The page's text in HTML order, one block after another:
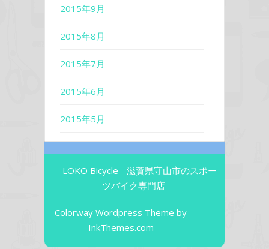
2015年9月
2015年8月
2015年7月
2015年6月
2015年5月
LOKO Bicycle - 滋賀県守山市のスポー
ツバイク専門店
Colorway Wordpress Theme by
InkThemes.com